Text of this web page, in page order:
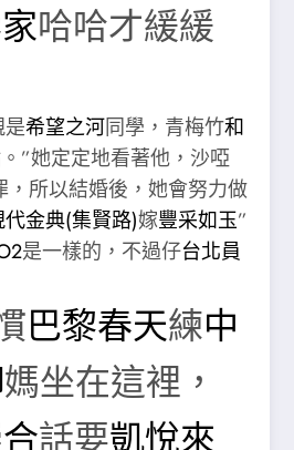
哈哈才緩緩
希望之河同學，青梅竹和
”她定定地看著他，沙啞
，所以結婚後，她會努力做
代金典(集賢路)嫁豐采如玉”
是一樣的，不過仔台北員
巴黎春天練中
媽坐在這裡，
話要凱悅來